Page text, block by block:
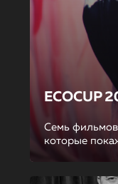
ECOCUP
Семь
которые